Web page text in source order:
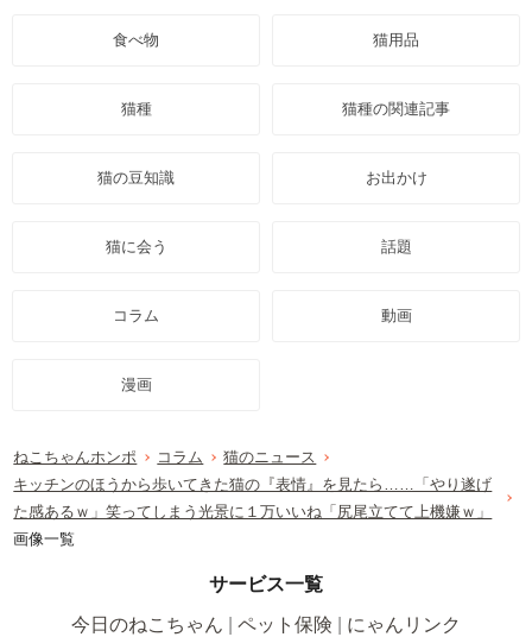
食べ物 猫用品
猫種 猫種の関連記事
猫の豆知識 お出かけ
猫に会う 話題
コラム 動画
漫画
ねこちゃんホンポ コラム
猫のニュース
キッチンのほうから歩いてきた猫の『表情』を見たら……「やり遂げ
た感あるｗ」笑ってしまう光景に１万いいね「尻尾立てて上機嫌ｗ」
画像一覧
サービス一覧
今日のねこちゃん
ペット保険 にゃんリンク